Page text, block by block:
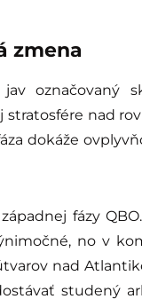
zmena
označovaný
nad
dokáže
fázy
no v
nad
studený